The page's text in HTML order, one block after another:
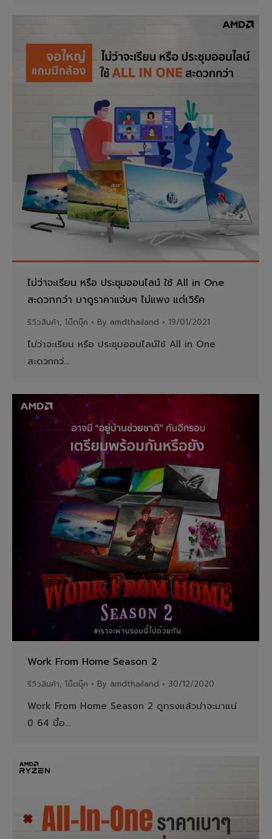
ไม่ว่าจะเรียน หรือ ประชุมออนไลน์ ใช้ All in One
สะดวกกว่า มาดูราคาแจ่มๆ ไม่แพง แต่เวิร์ค
รีวิวสินค้า, โน๊ตบุ๊ค By amdthailand 19/01/2021
ไม่ว่าจะเรียน หรือ ประชุมออนไลน์ใช้ All in One
สะดวกกว่…
Work From Home Season 2
รีวิวสินค้า, โน๊ตบุ๊ค By amdthailand 30/12/2020
Work From Home Season 2 ดูทรงแล้วน่าจะมาแน่
ปี 64 นี้อ…